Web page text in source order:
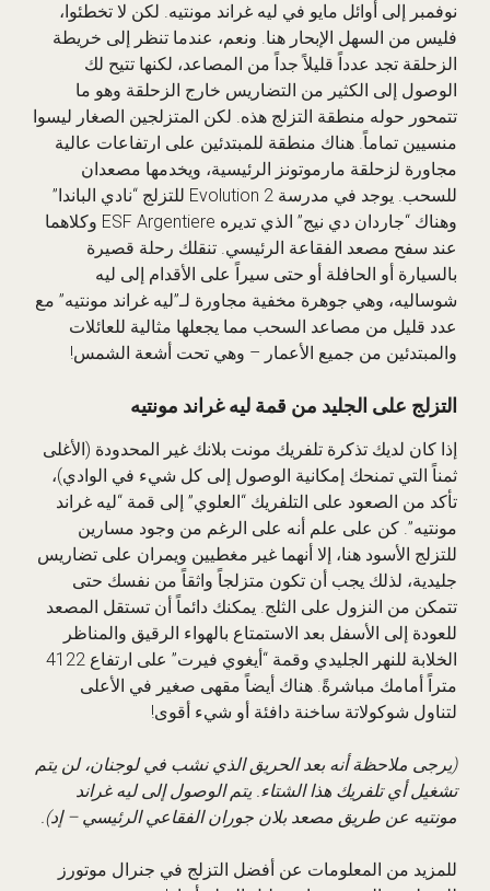
نوفمبر إلى أوائل مايو في ليه غراند مونتيه. لكن لا تخطئوا،
فليس من السهل الإبحار هنا. ونعم، عندما تنظر إلى خريطة
الزحلقة تجد عدداً قليلاً جداً من المصاعد، لكنها تتيح لك
الوصول إلى الكثير من التضاريس خارج الزحلقة وهو ما
تتمحور حوله منطقة التزلج هذه. لكن المتزلجين الصغار ليسوا
منسيين تماماً. هناك منطقة للمبتدئين على ارتفاعات عالية
مجاورة لزحلقة مارموتونز الرئيسية، ويخدمها مصعدان
للسحب. يوجد في مدرسة Evolution 2 للتزلج “نادي الباندا”
وهناك “جاردان دي نيج” الذي تديره ESF Argentiere وكلاهما
عند سفح مصعد الفقاعة الرئيسي. تنقلك رحلة قصيرة
بالسيارة أو الحافلة أو حتى سيراً على الأقدام إلى ليه
شوساليه، وهي جوهرة مخفية مجاورة لـ”ليه غراند مونتيه” مع
عدد قليل من مصاعد السحب مما يجعلها مثالية للعائلات
والمبتدئين من جميع الأعمار – وهي تحت أشعة الشمس!
التزلج على الجليد من قمة ليه غراند مونتيه
إذا كان لديك تذكرة تلفريك مونت بلانك غير المحدودة (الأغلى
ثمناً التي تمنحك إمكانية الوصول إلى كل شيء في الوادي)،
تأكد من الصعود على التلفريك “العلوي” إلى قمة “ليه غراند
مونتيه”. كن على علم أنه على الرغم من وجود مسارين
للتزلج الأسود هنا، إلا أنهما غير مغطيين ويمران على تضاريس
جليدية، لذلك يجب أن تكون متزلجاً واثقاً من نفسك حتى
تتمكن من النزول على الثلج. يمكنك دائماً أن تستقل المصعد
للعودة إلى الأسفل بعد الاستمتاع بالهواء الرقيق والمناظر
الخلابة للنهر الجليدي وقمة “أيغوي فيرت” على ارتفاع 4122
متراً أمامك مباشرةً. هناك أيضاً مقهى صغير في الأعلى
لتناول شوكولاتة ساخنة دافئة أو شيء أقوى!
(يرجى ملاحظة أنه بعد الحريق الذي نشب في لوجنان، لن يتم
تشغيل أي تلفريك هذا الشتاء. يتم الوصول إلى ليه غراند
مونتيه عن طريق مصعد بلان جوران الفقاعي الرئيسي – إد).
للمزيد من المعلومات عن أفضل التزلج في جنرال موتورز